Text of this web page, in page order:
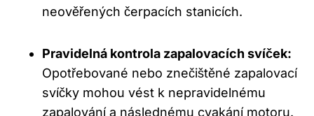
neověřených⁢ čerpacích stanicích.
Pravidelná‌ kontrola​ zapalovacích svíček:
‌Opotřebované nebo znečištěné zapalovací
svíčky mohou vést k nepravidelnému
zapalování a následnému cvakání motoru.